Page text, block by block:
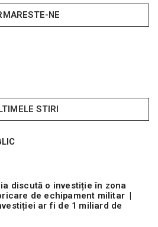
NE
STIRI
discută o investiție în zona
de echipament militar |
ar fi de 1 miliard de